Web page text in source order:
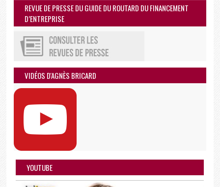
REVUE DE PRESSE DU GUIDE DU ROUTARD DU FINANCEMENT
D’ENTREPRISE
VIDÉOS D'AGNÈS BRICARD
YOUTUBE